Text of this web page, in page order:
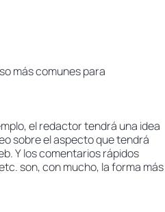
más comunes para
el redactor tendrá una idea
sobre el aspecto que tendrá
Y los comentarios rápidos
son, con mucho, la forma más